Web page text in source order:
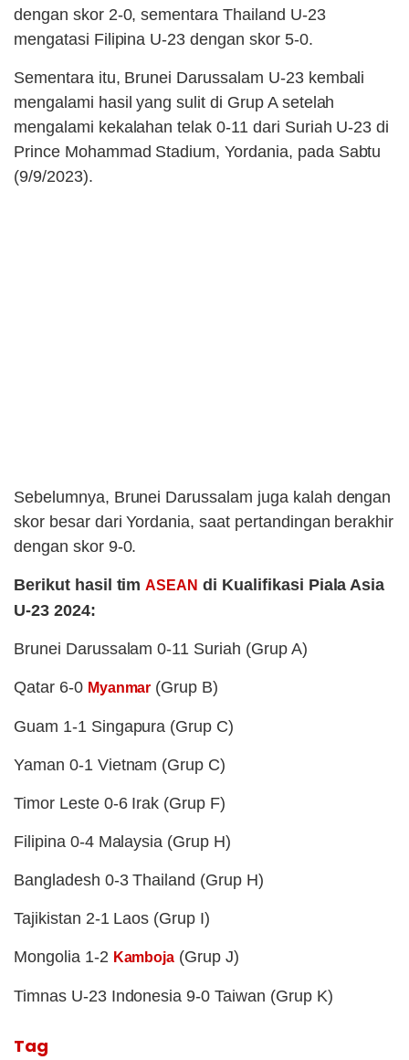
dengan skor 2-0, sementara Thailand U-23
mengatasi Filipina U-23 dengan skor 5-0.
Sementara itu, Brunei Darussalam U-23 kembali
mengalami hasil yang sulit di Grup A setelah
mengalami kekalahan telak 0-11 dari Suriah U-23 di
Prince Mohammad Stadium, Yordania, pada Sabtu
(9/9/2023).
Sebelumnya, Brunei Darussalam juga kalah dengan
skor besar dari Yordania, saat pertandingan berakhir
dengan skor 9-0.
Berikut hasil timASEAN di Kualifikasi Piala Asia
U-23 2024:
Brunei Darussalam 0-11 Suriah (Grup A)
Qatar 6-0 Myanmar (Grup B)
Guam 1-1 Singapura (Grup C)
Yaman 0-1 Vietnam (Grup C)
Timor Leste 0-6 Irak (Grup F)
Filipina 0-4 Malaysia (Grup H)
Bangladesh 0-3 Thailand (Grup H)
Tajikistan 2-1 Laos (Grup I)
Mongolia 1-2 Kamboja (Grup J)
Timnas U-23 Indonesia 9-0 Taiwan (Grup K)
Tag